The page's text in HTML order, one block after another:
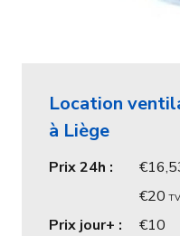
Location
à Liège
Prix 24h :
20
Prix jour+ :
10